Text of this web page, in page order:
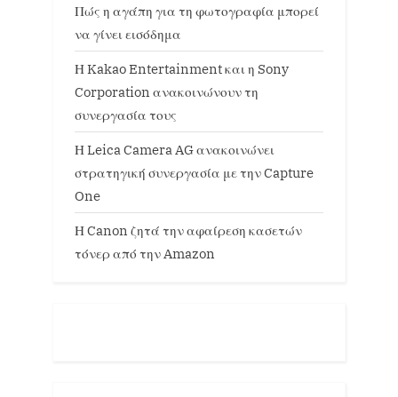
Πώς η αγάπη για τη φωτογραφία μπορεί
να γίνει εισόδημα
Η Kakao Entertainment και η Sony
Corporation ανακοινώνουν τη
συνεργασία τους
Η Leica Camera AG ανακοινώνει
στρατηγική συνεργασία με την Capture
One
Η Canon ζητά την αφαίρεση κασετών
τόνερ από την Amazon